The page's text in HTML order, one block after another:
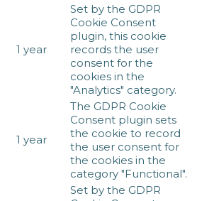
1 year
Set by the GDPR
Cookie Consent
plugin, this cookie
records the user
consent for the
cookies in the
"Analytics" category.
1 year
The GDPR Cookie
Consent plugin sets
the cookie to record
the user consent for
the cookies in the
category "Functional".
Set by the GDPR